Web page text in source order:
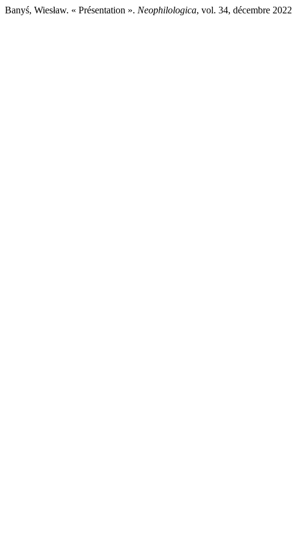
Banyś, Wiesław. « Présentation ». Neophilologica, vol. 34, décembre